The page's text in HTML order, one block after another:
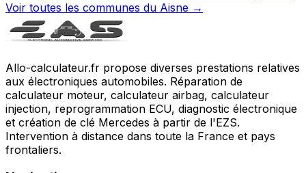
Voir toutes les communes du Aisne →
Allo-calculateur.fr propose diverses prestations relatives
aux électroniques automobiles. Réparation de
calculateur moteur, calculateur airbag, calculateur
injection, reprogrammation ECU, diagnostic électronique
et création de clé Mercedes à partir de l'EZS.
Intervention à distance dans toute la France et pays
frontaliers.